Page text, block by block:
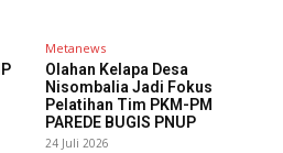
Metanews
Olahan Kelapa Desa
Nisombalia Jadi Fokus
Pelatihan Tim PKM-PM
PAREDE BUGIS PNUP
24 Juli 2026